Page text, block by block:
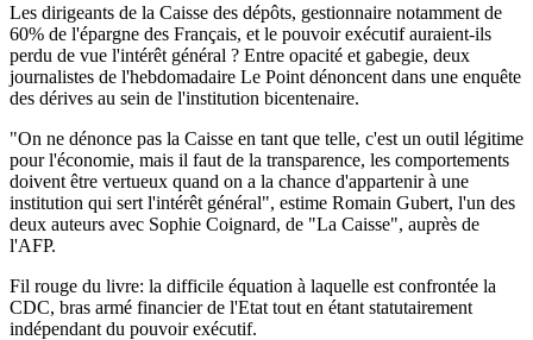
Les dirigeants de la Caisse des dépôts, gestionnaire notamment de
60% de l'épargne des Français, et le pouvoir exécutif auraient-ils
perdu de vue l'intérêt général ? Entre opacité et gabegie, deux
journalistes de l'hebdomadaire Le Point dénoncent dans une enquête
des dérives au sein de l'institution bicentenaire.
"On ne dénonce pas la Caisse en tant que telle, c'est un outil légitime
pour l'économie, mais il faut de la transparence, les comportements
doivent être vertueux quand on a la chance d'appartenir à une
institution qui sert l'intérêt général", estime Romain Gubert, l'un des
deux auteurs avec Sophie Coignard, de "La Caisse", auprès de
l'AFP.
Fil rouge du livre: la difficile équation à laquelle est confrontée la
CDC, bras armé financier de l'Etat tout en étant statutairement
indépendant du pouvoir exécutif.